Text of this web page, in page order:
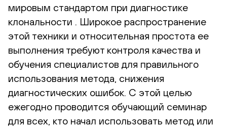
мировым стандартом при диагностике
клональности . Широкое распространение
этой техники и относительная простота ее
выполнения требуют контроля качества и
обучения специалистов для правильного
использования метода, снижения
диагностических ошибок. С этой целью
ежегодно проводится обучающий семинар
для всех, кто начал использовать метод или